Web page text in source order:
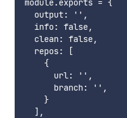
  output: '',
  info: false,
  clean: false,
  repos: [
    {
      url: '',
      branch: '',
    }
  ],